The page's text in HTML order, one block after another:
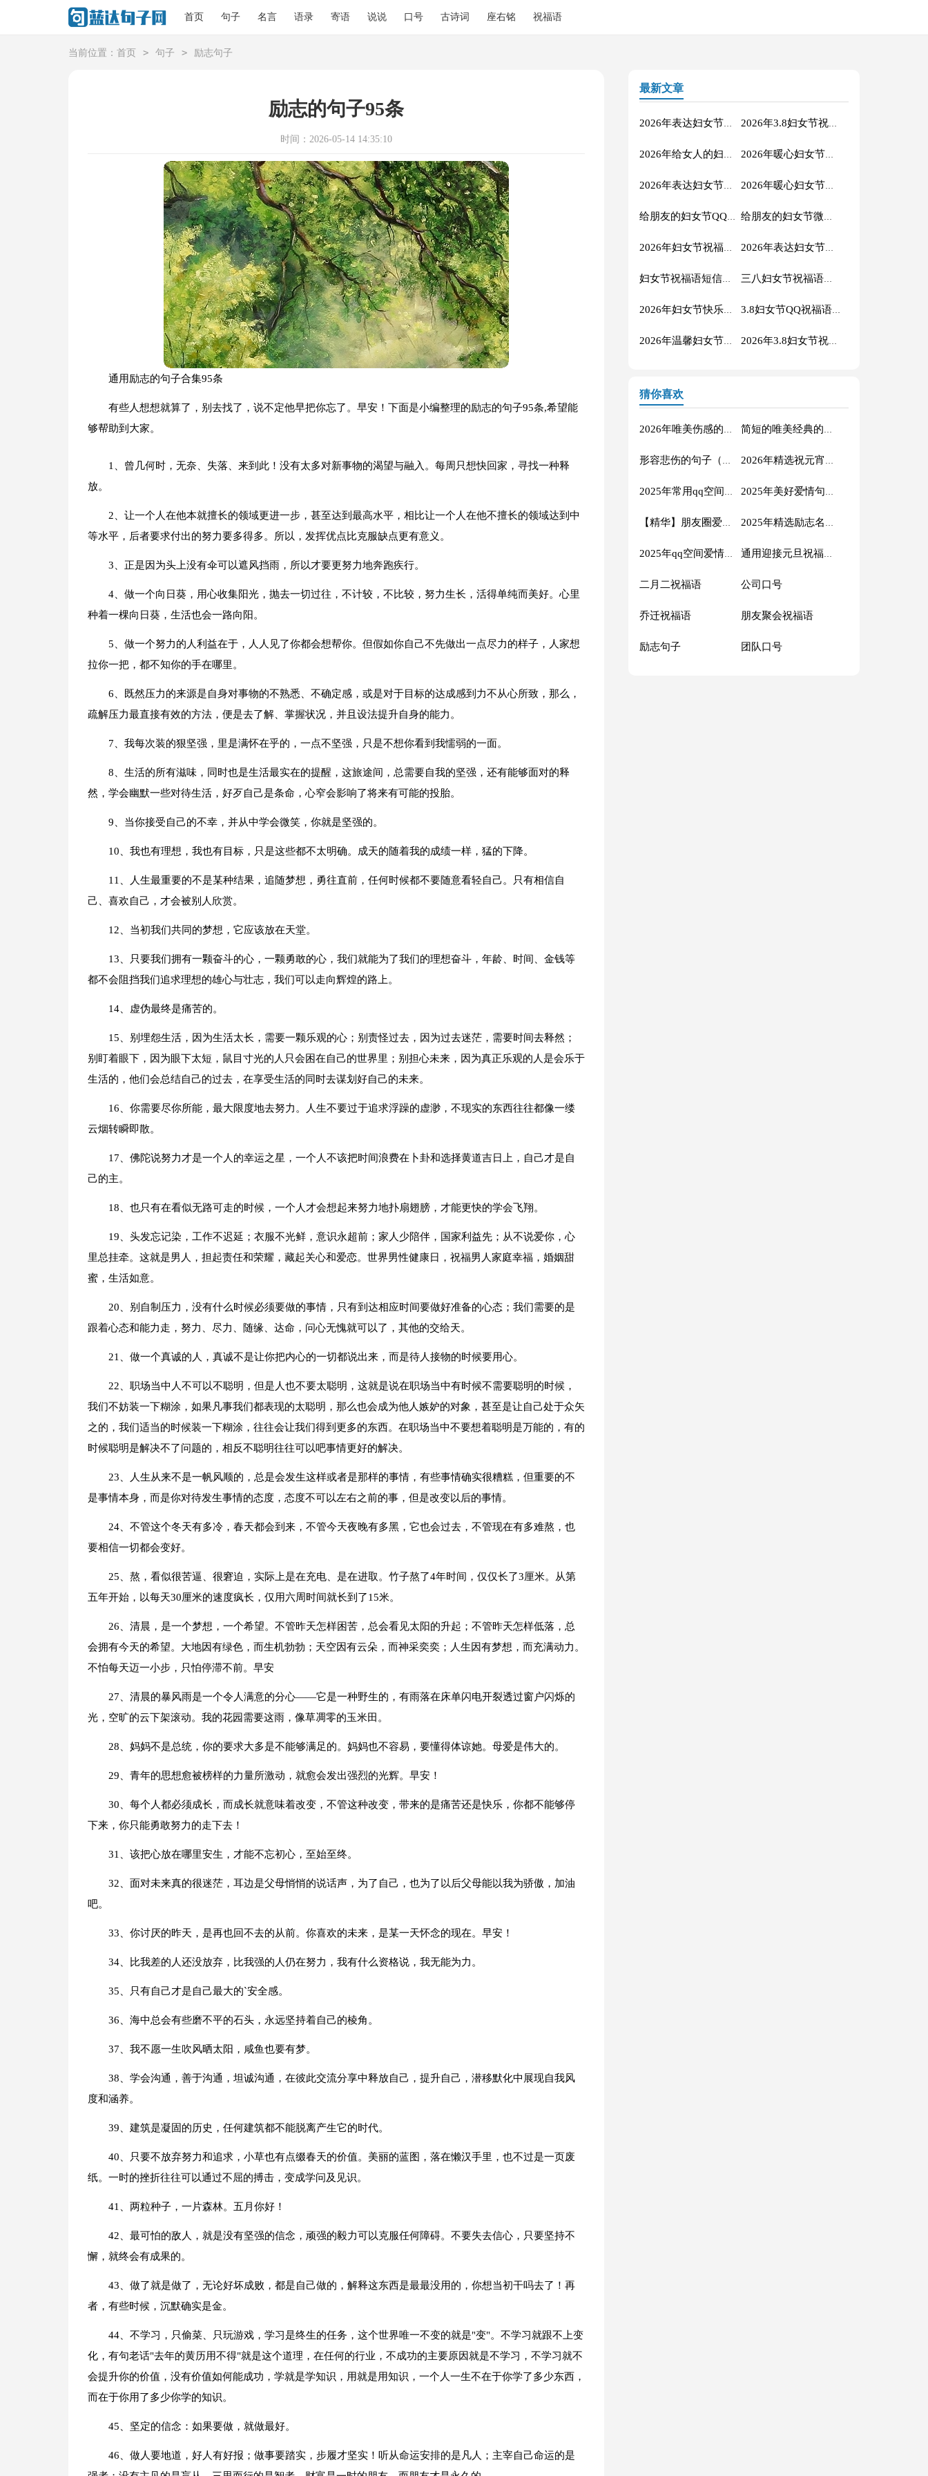
首页 句子 名言 语录 寄语 说说 口号 古诗词 座右铭 祝福语
当前位置： 首页 > 句子 > 励志句子
励志的句子95条
时间：2026-05-14 14:35:10
通用励志的句子合集95条
有些人想想就算了，别去找了，说不定他早把你忘了。早安！下面是小编整理的励志的句子95条,希望能
够帮助到大家。
1、曾几何时，无奈、失落、来到此！没有太多对新事物的渴望与融入。每周只想快回家，寻找一种释
放。
2、让一个人在他本就擅长的领域更进一步，甚至达到最高水平，相比让一个人在他不擅长的领域达到中
等水平，后者要求付出的努力要多得多。所以，发挥优点比克服缺点更有意义。
3、正是因为头上没有伞可以遮风挡雨，所以才要更努力地奔跑疾行。
4、做一个向日葵，用心收集阳光，抛去一切过往，不计较，不比较，努力生长，活得单纯而美好。心里
种着一棵向日葵，生活也会一路向阳。
5、做一个努力的人利益在于，人人见了你都会想帮你。但假如你自己不先做出一点尽力的样子，人家想
拉你一把，都不知你的手在哪里。
6、既然压力的来源是自身对事物的不熟悉、不确定感，或是对于目标的达成感到力不从心所致，那么，
疏解压力最直接有效的方法，便是去了解、掌握状况，并且设法提升自身的能力。
7、我每次装的狠坚强，里是满怀在乎的，一点不坚强，只是不想你看到我懦弱的一面。
8、生活的所有滋味，同时也是生活最实在的提醒，这旅途间，总需要自我的坚强，还有能够面对的释
然，学会幽默一些对待生活，好歹自己是条命，心窄会影响了将来有可能的投胎。
9、当你接受自己的不幸，并从中学会微笑，你就是坚强的。
10、我也有理想，我也有目标，只是这些都不太明确。成天的随着我的成绩一样，猛的下降。
11、人生最重要的不是某种结果，追随梦想，勇往直前，任何时候都不要随意看轻自己。只有相信自
己、喜欢自己，才会被别人欣赏。
12、当初我们共同的梦想，它应该放在天堂。
13、只要我们拥有一颗奋斗的心，一颗勇敢的心，我们就能为了我们的理想奋斗，年龄、时间、金钱等
都不会阻挡我们追求理想的雄心与壮志，我们可以走向辉煌的路上。
14、虚伪最终是痛苦的。
15、别埋怨生活，因为生活太长，需要一颗乐观的心；别责怪过去，因为过去迷茫，需要时间去释然；
别盯着眼下，因为眼下太短，鼠目寸光的人只会困在自己的世界里；别担心未来，因为真正乐观的人是会乐于
生活的，他们会总结自己的过去，在享受生活的同时去谋划好自己的未来。
16、你需要尽你所能，最大限度地去努力。人生不要过于追求浮躁的虚渺，不现实的东西往往都像一缕
云烟转瞬即散。
17、佛陀说努力才是一个人的幸运之星，一个人不该把时间浪费在卜卦和选择黄道吉日上，自己才是自
己的主。
18、也只有在看似无路可走的时候，一个人才会想起来努力地扑扇翅膀，才能更快的学会飞翔。
19、头发忘记染，工作不迟延；衣服不光鲜，意识永超前；家人少陪伴，国家利益先；从不说爱你，心
里总挂牵。这就是男人，担起责任和荣耀，藏起关心和爱恋。世界男性健康日，祝福男人家庭幸福，婚姻甜
蜜，生活如意。
20、别自制压力，没有什么时候必须要做的事情，只有到达相应时间要做好准备的心态；我们需要的是
跟着心态和能力走，努力、尽力、随缘、达命，问心无愧就可以了，其他的交给天。
21、做一个真诚的人，真诚不是让你把内心的一切都说出来，而是待人接物的时候要用心。
22、职场当中人不可以不聪明，但是人也不要太聪明，这就是说在职场当中有时候不需要聪明的时候，
我们不妨装一下糊涂，如果凡事我们都表现的太聪明，那么也会成为他人嫉妒的对象，甚至是让自己处于众矢
之的，我们适当的时候装一下糊涂，往往会让我们得到更多的东西。在职场当中不要想着聪明是万能的，有的
时候聪明是解决不了问题的，相反不聪明往往可以吧事情更好的解决。
23、人生从来不是一帆风顺的，总是会发生这样或者是那样的事情，有些事情确实很糟糕，但重要的不
是事情本身，而是你对待发生事情的态度，态度不可以左右之前的事，但是改变以后的事情。
24、不管这个冬天有多冷，春天都会到来，不管今天夜晚有多黑，它也会过去，不管现在有多难熬，也
要相信一切都会变好。
25、熬，看似很苦逼、很窘迫，实际上是在充电、是在进取。竹子熬了4年时间，仅仅长了3厘米。从第
五年开始，以每天30厘米的速度疯长，仅用六周时间就长到了15米。
26、清晨，是一个梦想，一个希望。不管昨天怎样困苦，总会看见太阳的升起；不管昨天怎样低落，总
会拥有今天的希望。大地因有绿色，而生机勃勃；天空因有云朵，而神采奕奕；人生因有梦想，而充满动力。
不怕每天迈一小步，只怕停滞不前。早安
27、清晨的暴风雨是一个令人满意的分心——它是一种野生的，有雨落在床单闪电开裂透过窗户闪烁的
光，空旷的云下架滚动。我的花园需要这雨，像草凋零的玉米田。
28、妈妈不是总统，你的要求大多是不能够满足的。妈妈也不容易，要懂得体谅她。母爱是伟大的。
29、青年的思想愈被榜样的力量所激动，就愈会发出强烈的光辉。早安！
30、每个人都必须成长，而成长就意味着改变，不管这种改变，带来的是痛苦还是快乐，你都不能够停
下来，你只能勇敢努力的走下去！
31、该把心放在哪里安生，才能不忘初心，至始至终。
32、面对未来真的很迷茫，耳边是父母悄悄的说话声，为了自己，也为了以后父母能以我为骄傲，加油
吧。
33、你讨厌的昨天，是再也回不去的从前。你喜欢的未来，是某一天怀念的现在。早安！
34、比我差的人还没放弃，比我强的人仍在努力，我有什么资格说，我无能为力。
35、只有自己才是自己最大的`安全感。
36、海中总会有些磨不平的石头，永远坚持着自己的棱角。
37、我不愿一生吹风晒太阳，咸鱼也要有梦。
38、学会沟通，善于沟通，坦诚沟通，在彼此交流分享中释放自己，提升自己，潜移默化中展现自我风
度和涵养。
39、建筑是凝固的历史，任何建筑都不能脱离产生它的时代。
40、只要不放弃努力和追求，小草也有点缀春天的价值。美丽的蓝图，落在懒汉手里，也不过是一页废
纸。一时的挫折往往可以通过不屈的搏击，变成学问及见识。
41、两粒种子，一片森林。五月你好！
42、最可怕的敌人，就是没有坚强的信念，顽强的毅力可以克服任何障碍。不要失去信心，只要坚持不
懈，就终会有成果的。
43、做了就是做了，无论好坏成败，都是自己做的，解释这东西是最最没用的，你想当初干吗去了！再
者，有些时候，沉默确实是金。
44、不学习，只偷菜、只玩游戏，学习是终生的任务，这个世界唯一不变的就是"变"。不学习就跟不上变
化，有句老话"去年的黄历用不得"就是这个道理，在任何的行业，不成功的主要原因就是不学习，不学习就不
会提升你的价值，没有价值如何能成功，学就是学知识，用就是用知识，一个人一生不在于你学了多少东西，
而在于你用了多少你学的知识。
45、坚定的信念：如果要做，就做最好。
46、做人要地道，好人有好报；做事要踏实，步履才坚实！听从命运安排的是凡人；主宰自己命运的是
最新文章
猜你喜欢
2026年唯美伤感的句子合集75句 简短的唯美经典的句子锦集50句
形容悲伤的句子（精选50句） 2026年精选祝元宵节快乐的祝福语大合集59句
2025年常用qq空间正能量语句集锦58条 2025年美好爱情句子集锦39句
【精华】朋友圈爱情句子汇编78条 2025年精选励志名人语录合集58条
2025年qq空间爱情句子70句 通用迎接元旦祝福语31条
二月二祝福语 公司口号
乔迁祝福语 朋友聚会祝福语
励志句子 团队口号